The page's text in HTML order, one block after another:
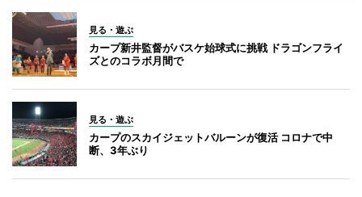
見る・遊ぶ
カープ新井監督がバスケ始球式に挑戦 ドラゴンフライ
ズとのコラボ月間で
見る・遊ぶ
カープのスカイジェットバルーンが復活 コロナで中
断、3年ぶり